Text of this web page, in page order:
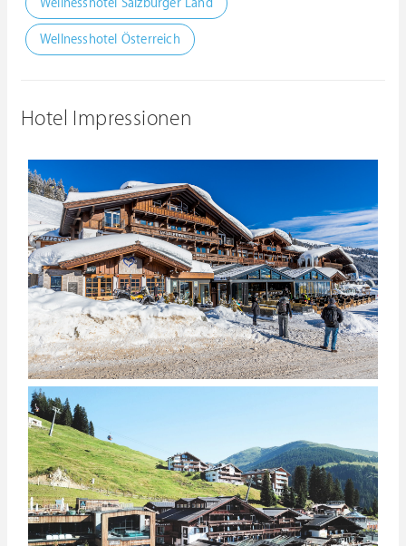
Wellnesshotel Salzburger Land
Wellnesshotel Österreich
Hotel Impressionen